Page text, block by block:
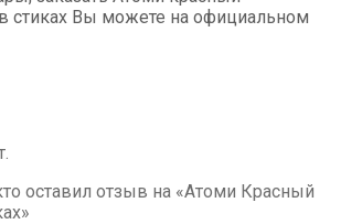
Вы можете на официальном
оставил отзыв на «Атоми Красный